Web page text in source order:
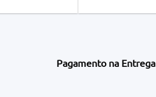
Pagamento na Entrega